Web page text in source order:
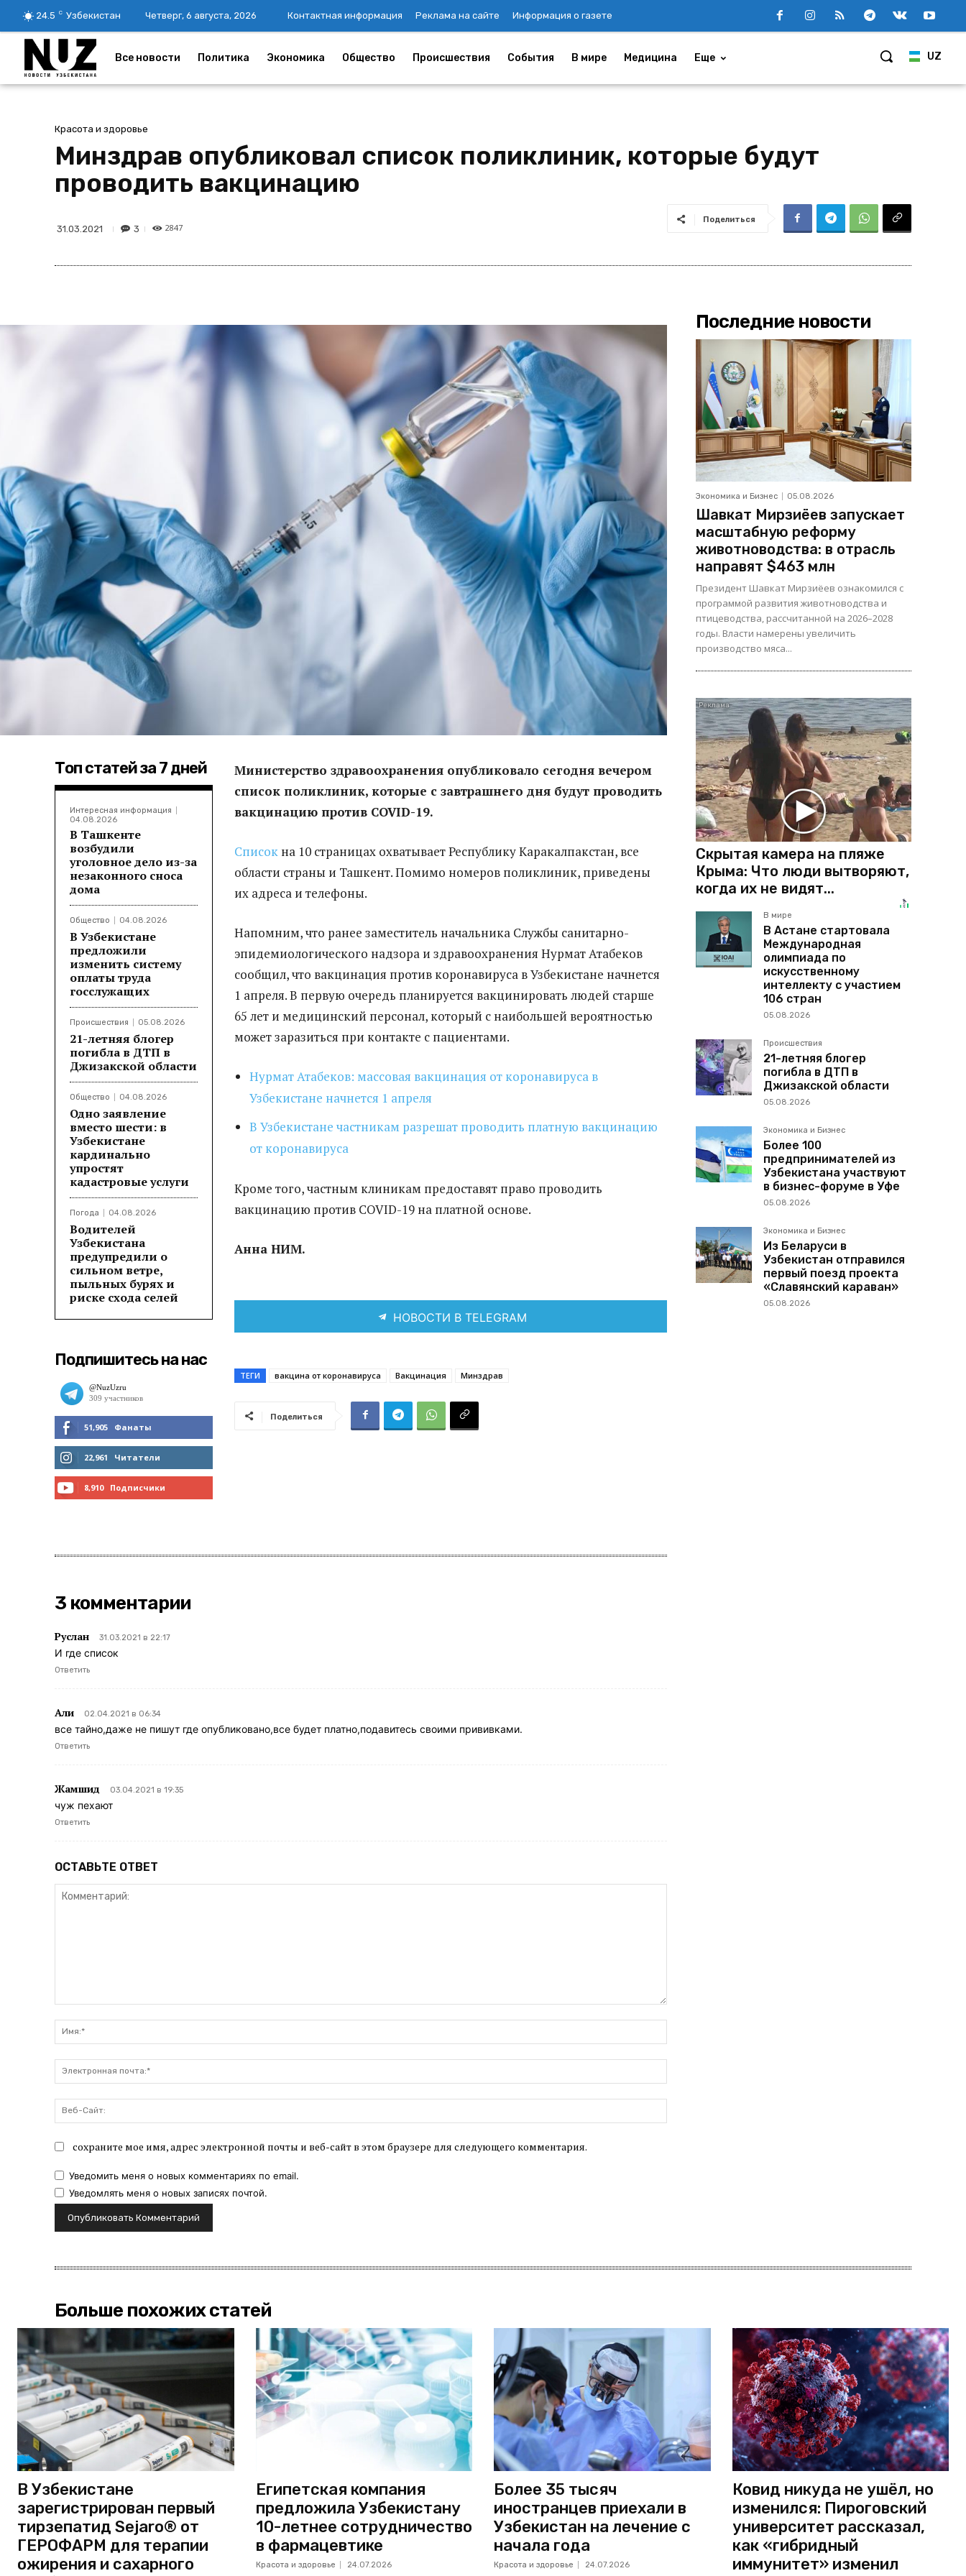
24.5 C Узбекистан Четверг, 6 августа, 2026 Контактная информация Реклама на сайте Информация о газете
UZ
Все новости Политика Экономика Общество Происшествия События В мире Медицина Еще
Красота и здоровье
Минздрав опубликовал список поликлиник, которые будут
проводить вакцинацию
31.03.2021 3 2847
Поделиться
Топ статей за 7 дней
Интересная информация
04.08.2026
В Ташкенте
возбудили
уголовное дело из-за
незаконного сноса
дома
Общество 04.08.2026
В Узбекистане
предложили
изменить систему
оплаты труда
госслужащих
Происшествия 05.08.2026
21-летняя блогер
погибла в ДТП в
Джизакской области
Общество 04.08.2026
Одно заявление
вместо шести: в
Узбекистане
кардинально
упростят
кадастровые услуги
Погода 04.08.2026
Водителей
Узбекистана
предупредили о
сильном ветре,
пыльных бурях и
риске схода селей
Подпишитесь на нас
51,905 Фанаты
МНЕ НРАВИТСЯ
22,961 Читатели
8,910 Подписчики
Министерство здравоохранения опубликовало сегодня вечером
список поликлиник, которые с завтрашнего дня будут проводить
вакцинацию против COVID-19.
Список на 10 страницах охватывает Республику Каракалпакстан, все
области страны и Ташкент. Помимо номеров поликлиник, приведены
их адреса и телефоны.
Напомним, что ранее заместитель начальника Службы санитарно-
эпидемиологического надзора и здравоохранения Нурмат Атабеков
сообщил, что вакцинация против коронавируса в Узбекистане начнется
1 апреля. В первую очередь планируется вакцинировать людей старше
65 лет и медицинский персонал, который с наибольшей вероятностью
может заразиться при контакте с пациентами.
Нурмат Атабеков: массовая вакцинация от коронавируса в
Узбекистане начнется 1 апреля
В Узбекистане частникам разрешат проводить платную вакцинацию
от коронавируса
Кроме того, частным клиникам предоставят право проводить
вакцинацию против COVID-19 на платной основе.
Анна НИМ.
НОВОСТИ В TELEGRAM
ТЕГИ вакцина от коронавируса Вакцинация Минздрав
Поделиться
3 комментарии
Руслан 31.03.2021 в 22:17
И где список
Ответить
Али 02.04.2021 в 06:34
все тайно,даже не пишут где опубликовано,все будет платно,подавитесь своими прививками.
Ответить
Жамшид 03.04.2021 в 19:35
чуж пехают
Ответить
ОСТАВЬТЕ ОТВЕТ
почта:*
Сайт:
сохраните мое имя, адрес электронной почты и веб-сайт в этом браузере для следующего комментария.
Уведомить меня о новых комментариях по email.
Уведомлять меня о новых записях почтой.
Последние новости
Экономика и Бизнес 05.08.2026
Шавкат Мирзиёев запускает
масштабную реформу
животноводства: в отрасль
направят $463 млн
Президент Шавкат Мирзиёев ознакомился с
программой развития животноводства и
птицеводства, рассчитанной на 2026–2028
годы. Власти намерены увеличить
производство мяса...
Скрытая камера на пляже
Крыма: Что люди вытворяют,
когда их не видят...
В мире
В Астане стартовала
Международная
олимпиада по
искусственному
интеллекту с участием
106 стран
05.08.2026
Происшествия
21-летняя блогер
погибла в ДТП в
Джизакской области
05.08.2026
Экономика и Бизнес
Более 100
предпринимателей из
Узбекистана участвуют
в бизнес-форуме в Уфе
05.08.2026
Экономика и Бизнес
Из Беларуси в
Узбекистан отправился
первый поезд проекта
«Славянский караван»
05.08.2026
Больше похожих статей
В Узбекистане
зарегистрирован первый
тирзепатид Sejaro® от
ГЕРОФАРМ для терапии
ожирения и сахарного
Египетская компания
предложила Узбекистану
10-летнее сотрудничество
в фармацевтике
Красота и здоровье 24.07.2026
Более 35 тысяч
иностранцев приехали в
Узбекистан на лечение с
начала года
Красота и здоровье 24.07.2026
Ковид никуда не ушёл, но
изменился: Пироговский
университет рассказал,
как «гибридный
иммунитет» изменил